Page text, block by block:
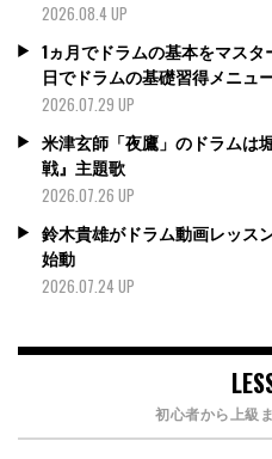
2026.08.4 UP
1ヵ月でドラムの基本をマス
日でドラムの基礎習得メニュ
2026.07.29 UP
米津玄師「夜鷹」のドラムは
戦』主題歌
2026.07.26 UP
鈴木貴雄がドラム動画レッス
始動
2026.07.24 UP
初心者から上級